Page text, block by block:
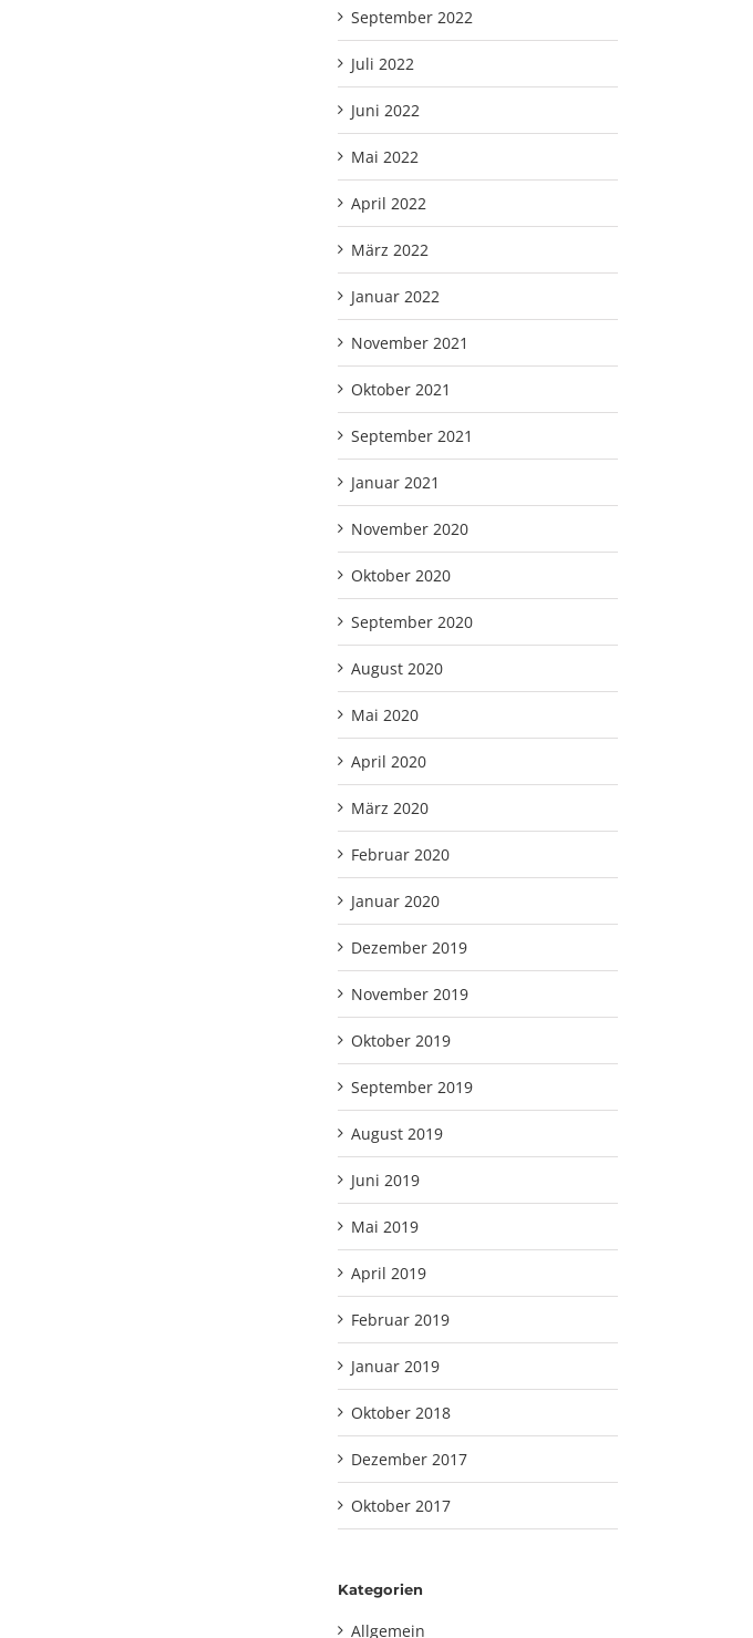
September 2022
Juli 2022
Juni 2022
Mai 2022
April 2022
März 2022
Januar 2022
November 2021
Oktober 2021
September 2021
Januar 2021
November 2020
Oktober 2020
September 2020
August 2020
Mai 2020
April 2020
März 2020
Februar 2020
Januar 2020
Dezember 2019
November 2019
Oktober 2019
September 2019
August 2019
Juni 2019
Mai 2019
April 2019
Februar 2019
Januar 2019
Oktober 2018
Dezember 2017
Oktober 2017
Kategorien
Allgemein